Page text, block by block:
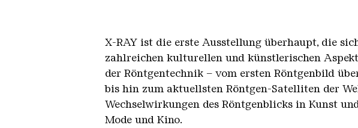
X-RAY ist die erste Ausstellung überhaupt, die
zahlreichen kulturellen und künstlerischen
der Röntgentechnik – vom ersten Röntgenbild
bis hin zum aktuellsten Röntgen-Satelliten der
Wechselwirkungen des Röntgenblicks in Kunst
Mode und Kino.